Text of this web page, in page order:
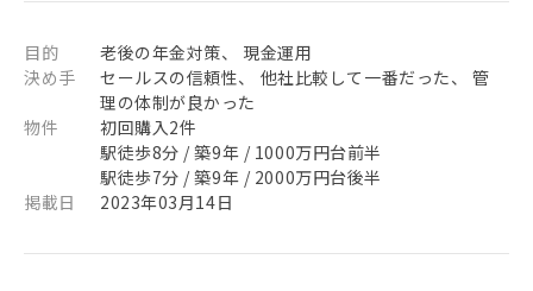
目的
老後の年金対策、 現金運用
決め手
セールスの信頼性、 他社比較して一番だった、 管
理の体制が良かった
物件
初回購入2件
駅徒歩8分 / 築9年 / 1000万円台前半
駅徒歩7分 / 築9年 / 2000万円台後半
掲載日
2023年03月14日